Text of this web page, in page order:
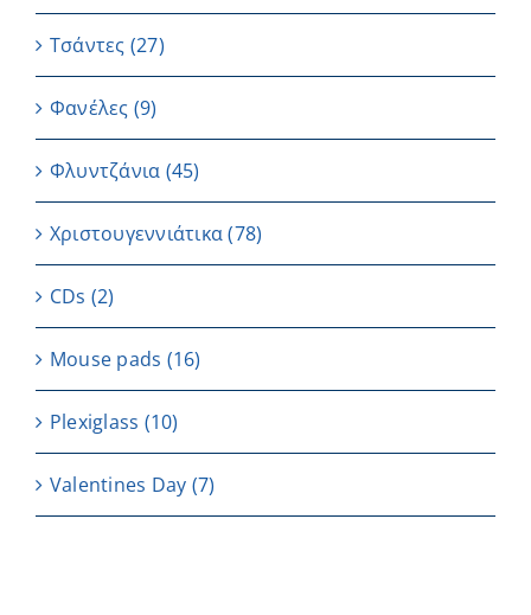
Τσάντες (27)
Φανέλες (9)
Φλυντζάνια (45)
Χριστουγεννιάτικα(78)
CDs (2)
Μouse pads (16)
Plexiglass (10)
Valentines Day (7)